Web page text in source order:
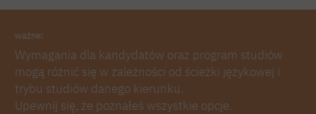
ważne:
Wymagania dla kandydatów oraz program studiów
mogą różnić się w zależności od ścieżki językowej i
trybu studiów danego kierunku.
Upewnij się, że poznałeś wszystkie opcje.